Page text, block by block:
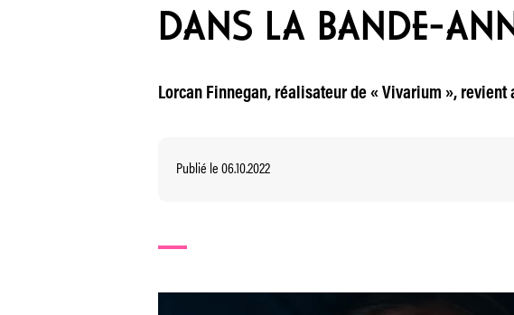
DANS LA BANDE-
Lorcan Finnegan, réalisateur de « Vivarium »,
Publié le 06.10.2022